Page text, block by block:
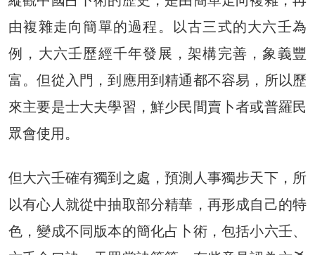
由複雜走向簡單的過程。以古三式的大六壬為
例，大六壬歷經千年發展，架構完善，象義豐
富。但從入門，到應用到精通都不容易，所以歷
來主要是士大夫學習，鮮少民間賣卜者或普羅民
眾會使用。
但大六壬確有獨到之處，預測人事獨步天下，所
以有心人就從中抽取部分精華，再形成自己的特
色，變成不同版本的簡化占卜術，包括小六壬、